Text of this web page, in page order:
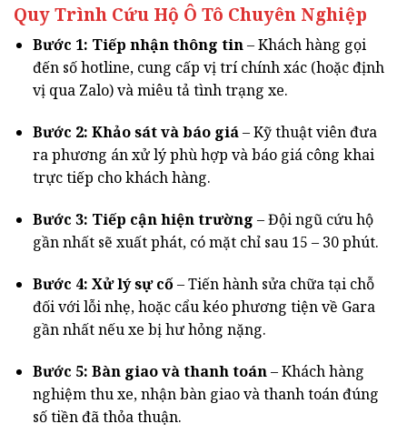
Quy Trình Cứu Hộ Ô Tô Chuyên Nghiệp
Bước 1: Tiếp nhận thông tin– Khách hàng gọi
đến số hotline, cung cấp vị trí chính xác (hoặc định
vị qua Zalo) và miêu tả tình trạng xe.
Bước 2: Khảo sát và báo giá– Kỹ thuật viên đưa
ra phương án xử lý phù hợp và báo giá công khai
trực tiếp cho khách hàng.
Bước 3: Tiếp cận hiện trường – Đội ngũ cứu hộ
gần nhất sẽ xuất phát, có mặt chỉ sau 15 – 30 phút.
Bước 4: Xử lý sự cố– Tiến hành sửa chữa tại chỗ
đối với lỗi nhẹ, hoặc cẩu kéo phương tiện về Gara
gần nhất nếu xe bị hư hỏng nặng.
Bước 5: Bàn giao và thanh toán– Khách hàng
nghiệm thu xe, nhận bàn giao và thanh toán đúng
số tiền đã thỏa thuận.